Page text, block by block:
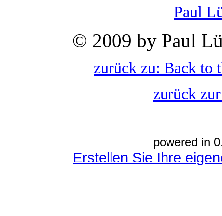
Paul
© 2009 by Paul
zurück zu: Back to
zurück
powered in
Erstellen Sie Ihre